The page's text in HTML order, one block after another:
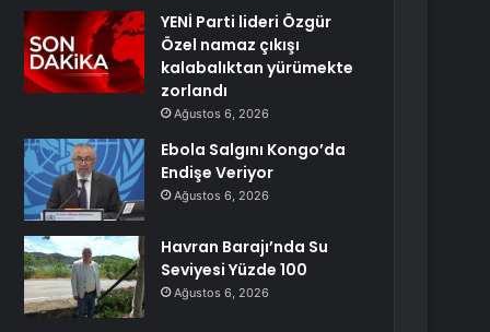
YENİ Parti lideri Özgür
Özel namaz çıkışı
kalabalıktan yürümekte
zorlandı
Ağustos 6, 2026
Ebola Salgını Kongo’da
Endişe Veriyor
Ağustos 6, 2026
Havran Barajı’nda Su
Seviyesi Yüzde 100
Ağustos 6, 2026